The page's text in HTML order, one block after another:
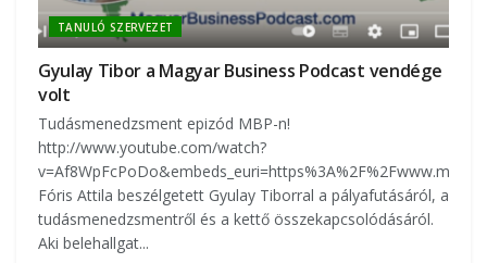
TANULÓ SZERVEZET
Gyulay Tibor a Magyar Business Podcast vendége
volt
Tudásmenedzsment epizód MBP-n!
http://www.youtube.com/watch?
Fóris Attila beszélgetett Gyulay Tiborral a pályafutásáról, a
tudásmenedzsmentről és a kettő összekapcsolódásáról.
Aki belehallgat...